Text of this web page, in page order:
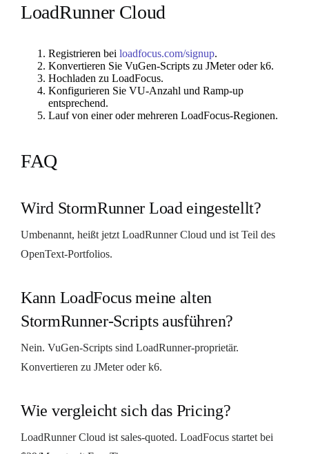
LoadRunner Cloud
Registrieren bei loadfocus.com/signup.
Konvertieren Sie VuGen-Scripts zu JMeter oder k6.
Hochladen zu LoadFocus.
Konfigurieren Sie VU-Anzahl und Ramp-up
entsprechend.
Lauf von einer oder mehreren LoadFocus-Regionen.
FAQ
Wird StormRunner Load eingestellt?
Umbenannt, heißt jetzt LoadRunner Cloud und ist Teil des
OpenText-Portfolios.
Kann LoadFocus meine alten
StormRunner-Scripts ausführen?
Nein. VuGen-Scripts sind LoadRunner-proprietär.
Konvertieren zu JMeter oder k6.
Wie vergleicht sich das Pricing?
LoadRunner Cloud ist sales-quoted. LoadFocus startet bei